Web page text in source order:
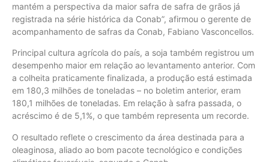
mantém a perspectiva da maior safra de safra de grãos já
registrada na série histórica da Conab”, afirmou o gerente de
acompanhamento de safras da Conab, Fabiano Vasconcellos.
Principal cultura agrícola do país, a soja também registrou um
desempenho maior em relação ao levantamento anterior. Com
a colheita praticamente finalizada, a produção está estimada
em 180,3 milhões de toneladas – no boletim anterior, eram
180,1 milhões de toneladas. Em relação à safra passada, o
acréscimo é de 5,1%, o que também representa um recorde.
O resultado reflete o crescimento da área destinada para a
oleaginosa, aliado ao bom pacote tecnológico e condições